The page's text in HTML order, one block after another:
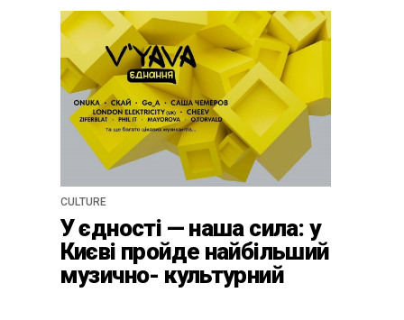
письменників
«розстріляного
відродження»
CULTURE
У єдності — наша сила: у
Києві пройде найбільший
музично- культурний